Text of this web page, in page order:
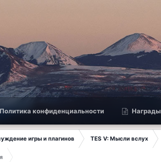
Политика конфиденциальности Награды
игры и плагинов TES V: Мысли вслух